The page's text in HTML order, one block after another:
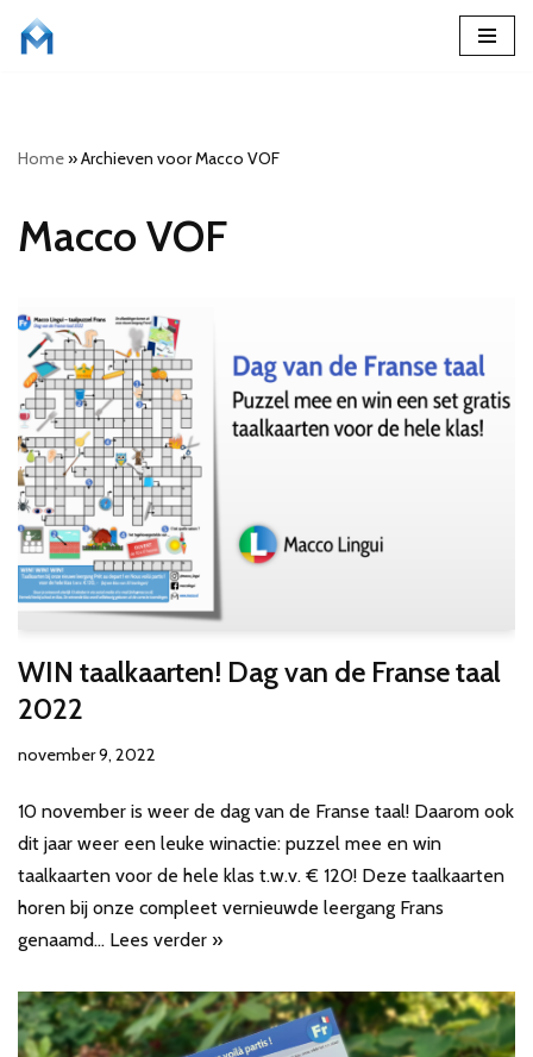
inhoud
Home»Archieven voor Macco VOF
Macco VOF
WIN taalkaarten! Dag van de Franse taal
2022
november 9, 2022
10 november is weer de dag van de Franse taal! Daarom ook
dit jaar weer een leuke winactie: puzzel mee en win
taalkaarten voor de hele klas t.w.v. € 120! Deze taalkaarten
horen bij onze compleet vernieuwde leergang Frans
genaamd… Lees verder »